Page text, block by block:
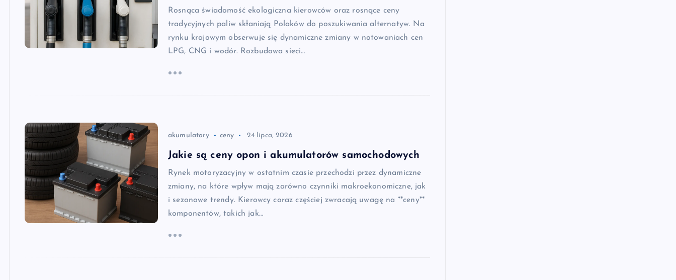
Rosnąca świadomość ekologiczna kierowców oraz rosnące ceny
tradycyjnych paliw skłaniają Polaków do poszukiwania alternatyw. Na
rynku krajowym obserwuje się dynamiczne zmiany w notowaniach cen
LPG, CNG i wodór. Rozbudowa sieci…
akumulatory ceny 24 lipca, 2026
Jakie są ceny opon i akumulatorów samochodowych
Rynek motoryzacyjny w ostatnim czasie przechodzi przez dynamiczne
zmiany, na które wpływ mają zarówno czynniki makroekonomiczne, jak
i sezonowe trendy. Kierowcy coraz częściej zwracają uwagę na **ceny**
komponentów, takich jak…